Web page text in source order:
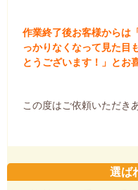
作業終了後お客様からは
っかりなくなって見た目
とうございます！」とお
この度はご依頼いただき
選ば